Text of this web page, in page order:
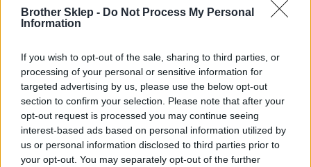
Brother Sklep - Do Not Process My Personal
Information
If you wish to opt-out of the sale, sharing to third parties, or
processing of your personal or sensitive information for
targeted advertising by us, please use the below opt-out
section to confirm your selection. Please note that after your
opt-out request is processed you may continue seeing
interest-based ads based on personal information utilized by
us or personal information disclosed to third parties prior to
your opt-out. You may separately opt-out of the further
Rodzaj produktu:
Moduł odrywany
Informacja o kompatybilnosci
Zaprojektowany dla: